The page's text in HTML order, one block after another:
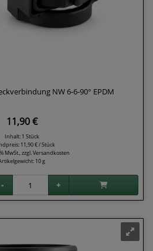
NW 6-6-90° EPDM
11,90 €
Inhalt: 1 Stück
11,90 € / Stück
MwSt., zzgl.Versandkosten
10 g